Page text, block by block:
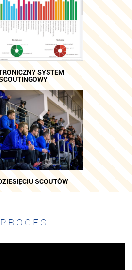
SYSTEM
SCOUTÓW
PROCES